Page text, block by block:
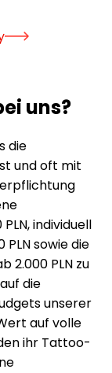
uns?
die
und oft mit
individuell
sowie die
2.000 PLN zu
die
unserer
auf volle
ihr Tattoo-